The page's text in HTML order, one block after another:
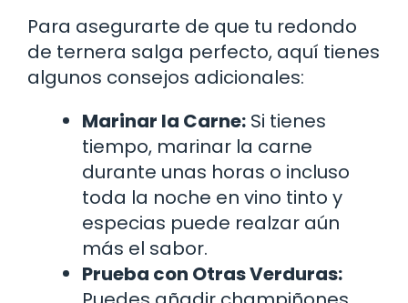
Para asegurarte de que tu redondo
de ternera salga perfecto, aquí tienes
algunos consejos adicionales:
Marinar la Carne: Si tienes
tiempo, marinar la carne
durante unas horas o incluso
toda la noche en vino tinto y
especias puede realzar aún
más el sabor.
Prueba con Otras Verduras: